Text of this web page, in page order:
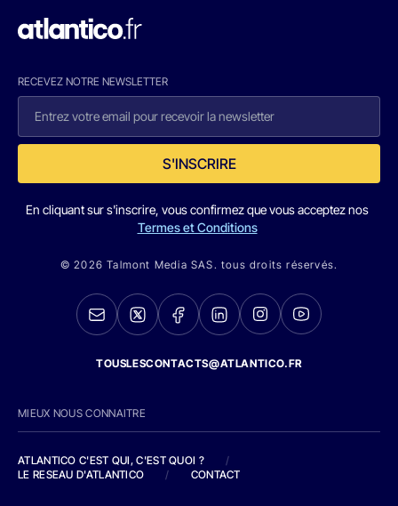
RECEVEZ NOTRE NEWSLETTER
S'INSCRIRE
En cliquant sur s'inscrire, vous confirmez que vous acceptez nos
Termes et Conditions
© 2026 Talmont Media SAS. tous droits réservés.
TOUSLESCONTACTS@ATLANTICO.FR
MIEUX NOUS CONNAITRE
ATLANTICO C'EST QUI, C'EST QUOI ?
/
LE RESEAU D'ATLANTICO
/ CONTACT